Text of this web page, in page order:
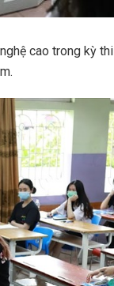
cao trong kỳ thi